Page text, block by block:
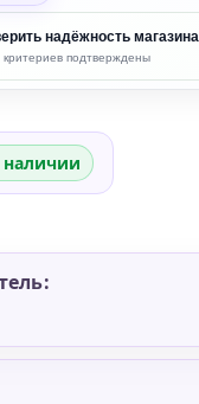
надёжность магазина
критериев подтверждены
наличии